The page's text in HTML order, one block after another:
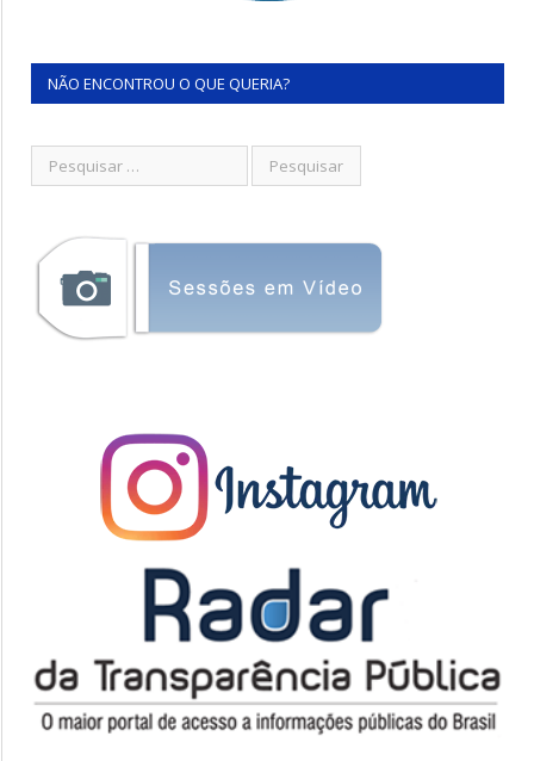
NÃO ENCONTROU O QUE QUERIA?